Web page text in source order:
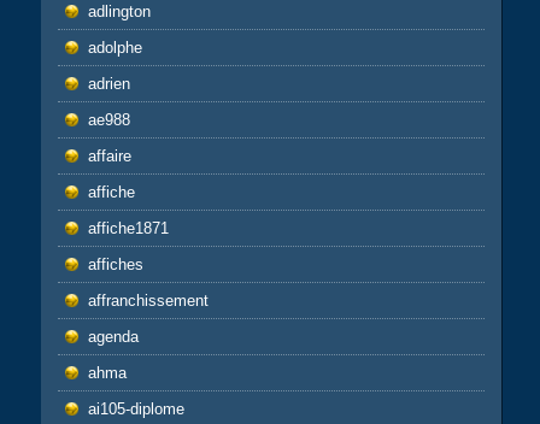
adlington
adolphe
adrien
ae988
affaire
affiche
affiche1871
affiches
affranchissement
agenda
ahma
ai105-diplome